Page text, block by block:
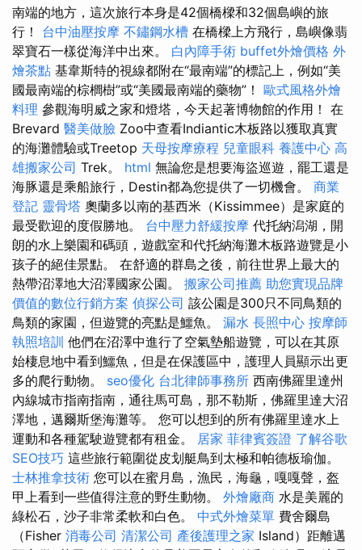
南端的地方，這次旅行本身是42個橋樑和32個島嶼的旅
行！ 台中油壓按摩 不鏽鋼水槽 在橋樑上方飛行，島嶼像翡
翠寶石一樣從海洋中出來。 白內障手術 buffet外燴價格 外
燴茶點 基韋斯特的視線都附在“最南端”的標記上，例如“美
國最南端的棕櫚樹”或“美國最南端的藥物”！ 歐式風格外燴
料理 參觀海明威之家和燈塔，今天起著博物館的作用！ 在
Brevard 醫美做臉 Zoo中查看Indiantic木板路以獲取真實
的海灘體驗或Treetop 天母按摩療程 兒童眼科 養護中心 高
雄搬家公司 Trek。 html 無論您是想要海盜巡遊，罷工還是
海豚還是乘船旅行，Destin都為您提供了一切機會。 商業
登記 靈骨塔 奧蘭多以南的基西米（Kissimmee）是家庭的
最受歡迎的度假勝地。 台中壓力舒緩按摩 代托納潟湖，開
朗的水上樂園和碼頭，遊戲室和代托納海灘木板路遊覽是小
孩子的絕佳景點。 在舒適的群島之後，前往世界上最大的
熱帶沼澤地大沼澤國家公園。 搬家公司推薦 助您實現品牌
價值的數位行銷方案 偵探公司 該公園是300只不同鳥類的
鳥類的家園，但遊覽的亮點是鱷魚。 漏水 長照中心 按摩師
執照培訓 他們在沼澤中進行了空氣墊船遊覽，可以在其原
始棲息地中看到鱷魚，但是在保護區中，護理人員顯示出更
多的爬行動物。 seo優化 台北律師事務所 西南佛羅里達州
內線城市指南指南，通往馬可島，那不勒斯，佛羅里達大沼
澤地，邁爾斯堡海灘等。 您可以想到的所有佛羅里達水上
運動和各種駕駛遊覽都有租金。 居家 菲律賓簽證 了解谷歌
SEO技巧 這些旅行範圍從皮划艇鳥到太極和帕德板瑜伽。
士林推拿技術 您可以在蜜月島，漁民，海龜，嘎嘎聲，盔
甲上看到一些值得注意的野生動物。 外燴廠商 水是美麗的
綠松石，沙子非常柔軟和白色。 中式外燴菜單 費舍爾島
（Fisher 消毒公司 清潔公司 產後護理之家 Island）距離邁